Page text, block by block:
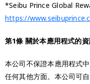
*Seibu Prince Global
https://
第1條 關於本應用程式的
本公司不保證本應用程式
任何其他方面。本公司可